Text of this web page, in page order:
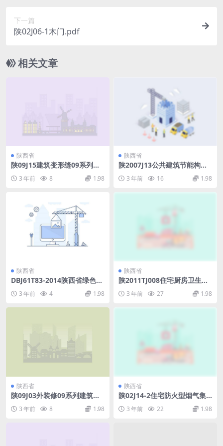
下一篇
陕02J06-1木门.pdf
相关文章
陕西省
陕09J15建筑变形缝09系列建
3 年前 8 1.98
陕西省
陕2007J13公共建筑节能构造
3 年前 16 1.98
陕西省
DBJ61T83-2014陕西省绿色生
态居住小区建设评价标准（试
行）[附条文说明].pdf
3 年前 4 1.98
陕西省
陕2011TJ008住宅厨房卫生间
聚合物水泥防火型排气道系统.
pdf3 年前 27 1.98
陕西省
陕09J03外装修09系列建筑图
3 年前 8 1.98
陕西省
陕02J14-2住宅防火型烟气集
3 年前 22 1.98